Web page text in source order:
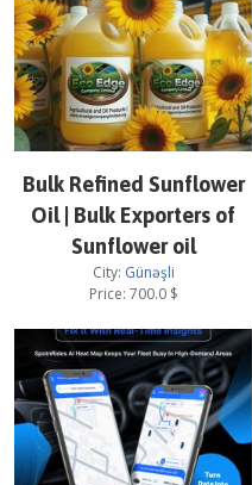
Bulk Refined Sunflower
Oil | Bulk Exporters of
Sunflower oil
City: Günəşli
Price: 700.0$